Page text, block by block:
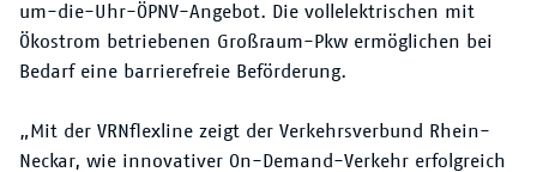
um-die-Uhr-ÖPNV-Angebot. Die vollelektrischen mit
Ökostrom betriebenen Großraum-Pkw ermöglichen bei
Bedarf eine barrierefreie Beförderung.
„Mit der VRNflexline zeigt der Verkehrsverbund Rhein-
Neckar, wie innovativer On-Demand-Verkehr erfolgreich